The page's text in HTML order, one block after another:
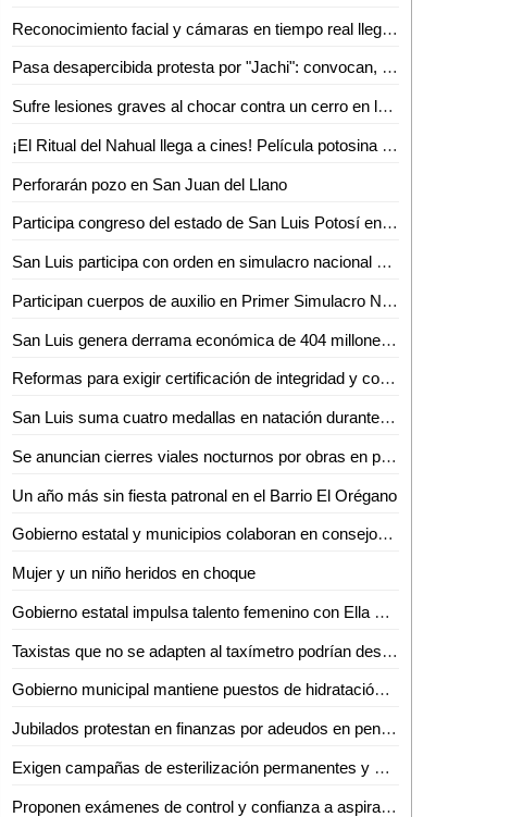
Reconocimiento facial y cámaras en tiempo real llegan a estudiantes del Cobach 06
Pasa desapercibida protesta por "Jachi": convocan, pero casi nadie acude a exigir justicia
Sufre lesiones graves al chocar contra un cerro en la carretera libre Ciudad Valles-Rioverde
¡El Ritual del Nahual llega a cines! Película potosina en Cinemex y Cinépolis desde el 7 de mayo
Perforarán pozo en San Juan del Llano
Participa congreso del estado de San Luis Potosí en el primer simulacro nacional 2026, con tiempo record de desalojo del inmueble
San Luis participa con orden en simulacro nacional 2026
Participan cuerpos de auxilio en Primer Simulacro Nacional
San Luis genera derrama económica de 404 millones de pesos en fin de semana largo
Reformas para exigir certificación de integridad y confiabilidad a candidatos en el 2027, evitarán que el crimen organizado infiltre posiciones
San Luis suma cuatro medallas en natación durante olimpiada nacional 2026
Se anuncian cierres viales nocturnos por obras en puente vehicular en Soledad
Un año más sin fiesta patronal en el Barrio El Orégano
Gobierno estatal y municipios colaboran en consejos de seguridad
Mujer y un niño heridos en choque
Gobierno estatal impulsa talento femenino con Ella Suena
Taxistas que no se adapten al taxímetro podrían desaparecer del mercado en Valles
Gobierno municipal mantiene puestos de hidratación ante altas temperaturas en Ciudad Valles
Jubilados protestan en finanzas por adeudos en pensiones
Exigen campañas de esterilización permanentes y castigo al abandono de mascotas en Valles
Proponen exámenes de control y confianza a aspirantes a cargos públicos